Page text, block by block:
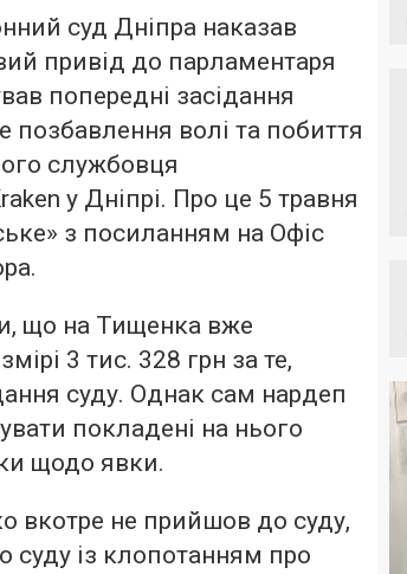
суд Дніпра наказав
привід до парламентаря
попередні засідання
позбавлення волі та побиття
службовця
у Дніпрі. Про це 5 травня
з посиланням на Офіс
що на Тищенка вже
3 тис. 328 грн за те,
суду. Однак сам нардеп
покладені на нього
щодо явки.
вкотре не прийшов до суду,
суду із клопотанням про